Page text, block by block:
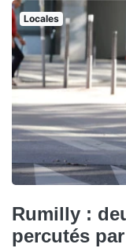
Locales
Rumilly :
percutés